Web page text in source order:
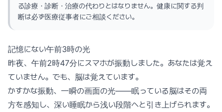
る診療・診断・治療の代わりとはなりません。健康に関する判
断は必ず医療従事者にご相談ください。
記憶にない午前3時の光
昨夜、午前2時47分にスマホが振動しました。あなたは覚え
ていません。でも、脳は覚えています。
かすかな振動、一瞬の画面の光——眠っている脳はその両
方を感知し、深い睡眠から浅い段階へと引き上げられます。